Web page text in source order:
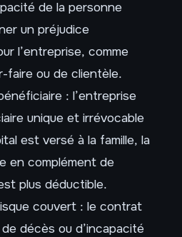
de la personne
un préjudice
l’entreprise, comme
faire ou de clientèle.
: l’entreprise
unique et irrévocable
est versé à la famille, la
en complément de
plus déductible.
couvert : le contrat
décès ou d’incapacité